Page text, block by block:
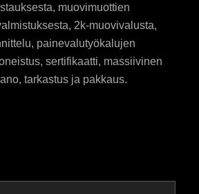
muovimuottien
2k-muovivalusta,
painevalutyökalujen
sertifikaatti, massiivinen
tarkastus ja pakkaus.